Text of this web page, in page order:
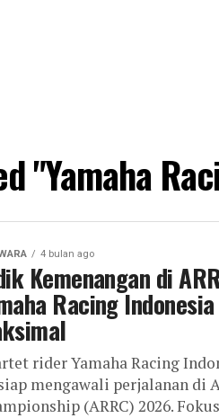
"Yamaha
4 bulan ago
Kemenangan di
Racing
rider Yamaha Racing
mengawali perjalanan di
(ARRC) 2026.